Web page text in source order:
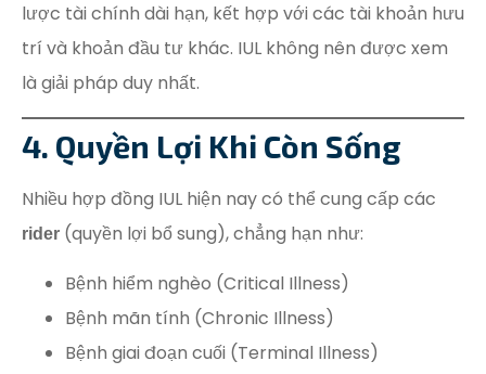
lược tài chính dài hạn, kết hợp với các tài khoản hưu
trí và khoản đầu tư khác. IUL không nên được xem
là giải pháp duy nhất.
4. Quyền Lợi Khi Còn Sống
Nhiều hợp đồng IUL hiện nay có thể cung cấp các
rider (quyền lợi bổ sung), chẳng hạn như:
Bệnh hiểm nghèo (Critical Illness)
Bệnh mãn tính (Chronic Illness)
Bệnh giai đoạn cuối (Terminal Illness)